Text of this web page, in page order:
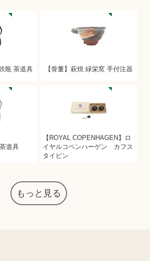
瓶 茶道具 【骨董】萩焼 緑栄窯 手付注器
道具
【ROYAL COPENHAGEN】ロ
イヤルコペンハーゲン カフス
タイピン
もっと見る